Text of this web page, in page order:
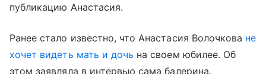
публикацию Анастасия.
Ранее стало известно, что Анастасия Волочкова не
хочет видеть мать и дочь на своем юбилее. Об
этом заявляла в интервью сама балерина.